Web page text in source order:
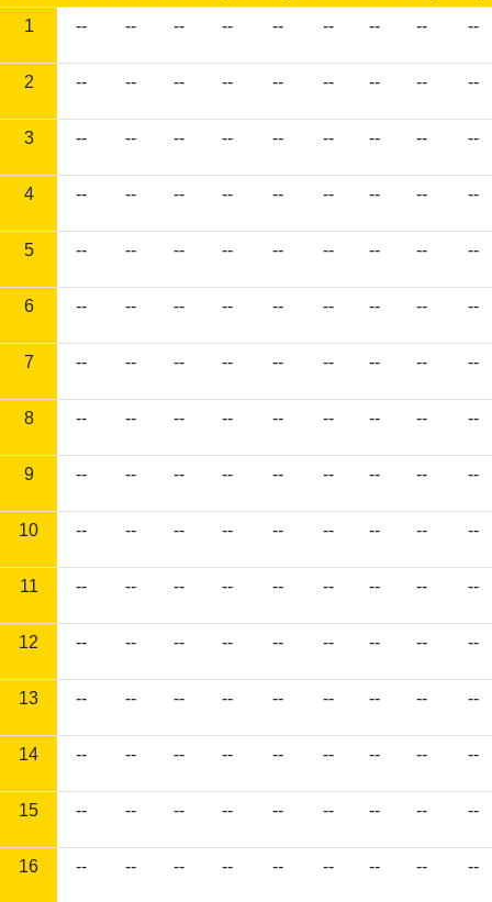
1
-- -- -- -- -- -- -- -- --
2 -- -- -- -- -- -- -- -- --
3 -- -- -- -- -- -- -- -- --
4 -- -- -- -- -- -- -- -- --
5 -- -- -- -- -- -- -- -- --
6 -- -- -- -- -- -- -- -- --
7 -- -- -- -- -- -- -- -- --
8 -- -- -- -- -- -- -- -- --
9 -- -- -- -- -- -- -- -- --
10 -- -- -- -- -- -- -- -- --
11 -- -- -- -- -- -- -- -- --
12 -- -- -- -- -- -- -- -- --
13 -- -- -- -- -- -- -- -- --
14 -- -- -- -- -- -- -- -- --
15 -- -- -- -- -- -- -- -- --
16 -- -- -- -- -- -- -- -- --